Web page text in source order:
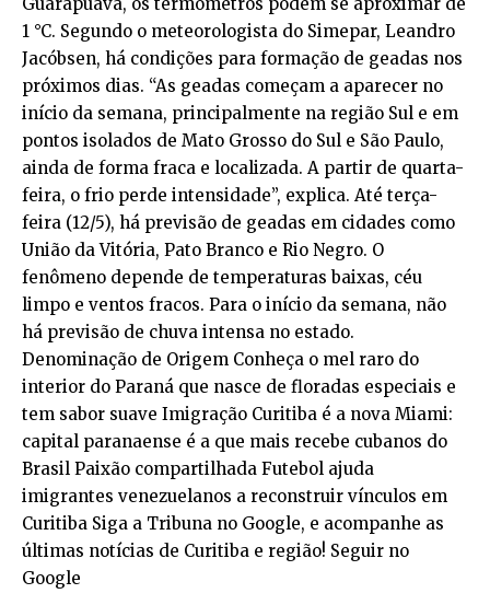
1 °C. Segundo o meteorologista do Simepar, Leandro
Jacóbsen, há condições para formação de geadas nos
próximos dias. “As geadas começam a aparecer no
início da semana, principalmente na região Sul e em
pontos isolados de Mato Grosso do Sul e São Paulo,
ainda de forma fraca e localizada. A partir de quarta-
feira, o frio perde intensidade”, explica. Até terça-
feira (12/5), há previsão de geadas em cidades como
União da Vitória, Pato Branco e Rio Negro. O
fenômeno depende de temperaturas baixas, céu
limpo e ventos fracos. Para o início da semana, não
há previsão de chuva intensa no estado.
Denominação de Origem Conheça o mel raro do
interior do Paraná que nasce de floradas especiais e
tem sabor suave Imigração Curitiba é a nova Miami:
capital paranaense é a que mais recebe cubanos do
Brasil Paixão compartilhada Futebol ajuda
imigrantes venezuelanos a reconstruir vínculos em
Curitiba Siga a Tribuna no Google, e acompanhe as
últimas notícias de Curitiba e região! Seguir no
Google